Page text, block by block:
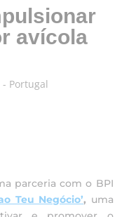
avícola
Portugal
parceria com o BPI
Teu Negócio’, uma